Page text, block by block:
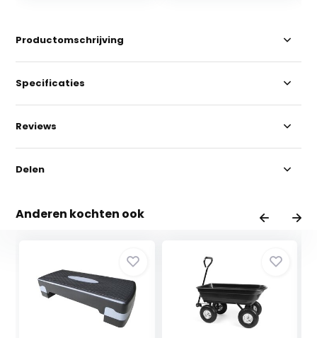
Productomschrijving
Specificaties
Reviews
Delen
Anderen kochten ook